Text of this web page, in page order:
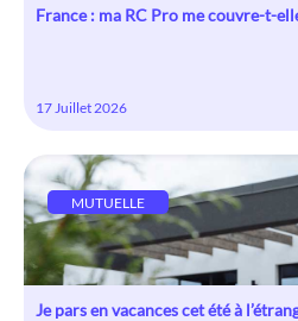
France : ma RC Pro me couvre-t-
17 Juillet 2026
MUTUELLE
Je pars en vacances cet été à